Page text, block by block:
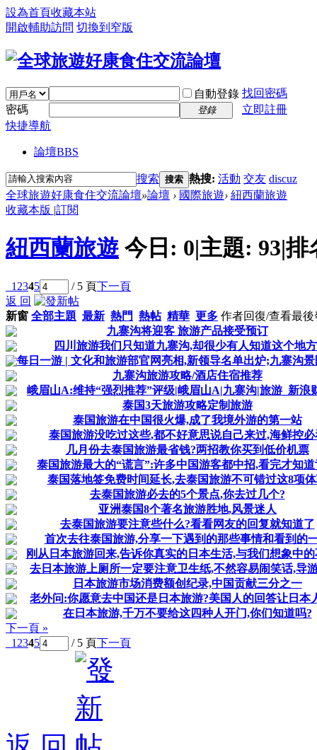
設為首頁收藏本站
開啟輔助訪問 切換到窄版
自動登錄 找回密碼
密碼
登錄
立即註冊
快捷導航
論壇BBS
搜索 搜索 熱搜: 活動 交友 discuz
全球旅遊好康食住交流論壇»論壇 › 國際旅遊› 紐西蘭旅遊
收藏本版 |訂閱
紐西蘭旅遊 今日: 0|主題: 93|排
1 2345 / 5 頁下一頁
返 回
新窗 全部主題 最新 熱門 熱帖 精華 更多 作者回復/查看最後
九寨沟将迎客 旅游产品接受预订
四川旅游我们只知道九寨沟,却很少有人知道这个地
每日一游 | 文化和旅游部官网亮相,新领导名单出炉;九寨沟景
九寨沟旅游攻略/酒店住宿推荐
峨眉山A:维持“强烈推荐”评级|峨眉山A|九寨沟|旅游_新浪
泰国3天旅游攻略定制旅游
泰国旅游在中国很火爆,成了我境外游的第一站
泰国旅游没吃过这些,都不好意思说自己来过,海鲜控必
几月份去泰国旅游最省钱?两招教你买到低价机票
泰国旅游最大的“谎言”:许多中国游客都中招,看完才知
泰国落地签免费时间延长,去泰国旅游不可错过这8项
去泰国旅游必去的5个景点,你去过几个?
亚洲泰国8个著名旅游胜地,风景迷人
去泰国旅游要注意些什么?看看网友的回复就知道了
首次去往泰国旅游,分享一下遇到的那些事情和看到的
刚从日本旅游回来,告诉你真实的日本生活,与我们想象中
去日本旅游上厕所一定要注意卫生纸,不然容易闹笑话,导
日本旅游市场消费额创纪录,中国贡献三分之一
老外问:你愿意去中国还是日本旅游?美国人的回答让日本
在日本旅游,千万不要给这四种人开门,你们知道吗?
下一頁 »
1 2345 / 5 頁下一頁